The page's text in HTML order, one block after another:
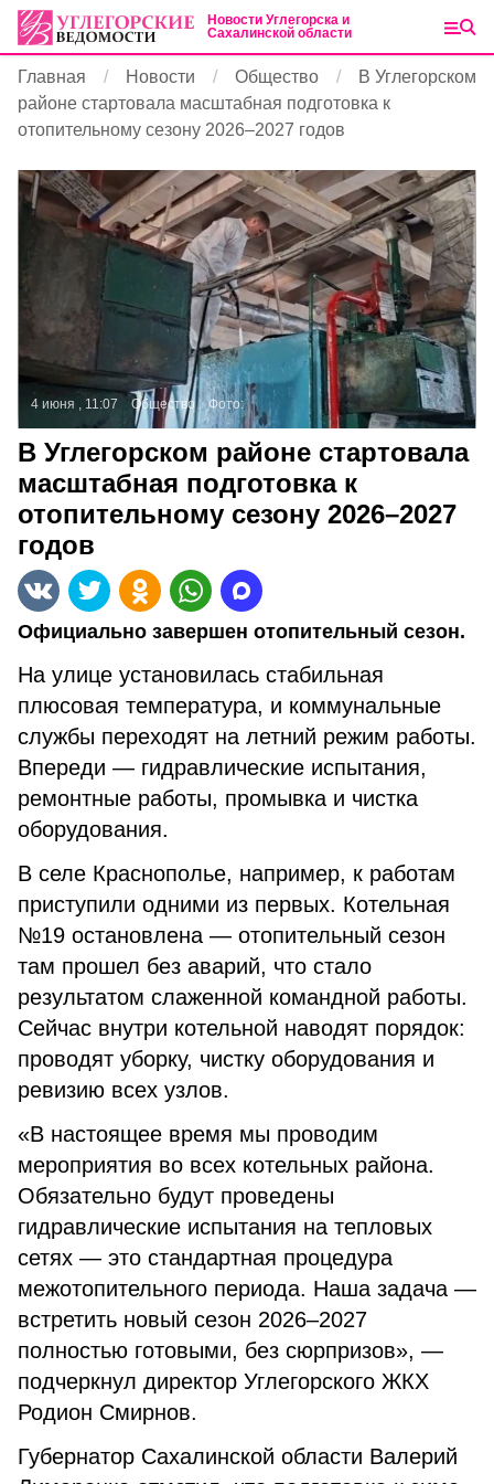
Новости Углегорска и
Сахалинской области
Главная Новости Общество
В Углегорском
районе стартовала масштабная подготовка к
отопительному сезону 2026–2027 годов
4 июня , 11:07 Общество Фото:
В Углегорском районе стартовала
масштабная подготовка к
отопительному сезону 2026–2027
годов
Официально завершен отопительный сезон.
На улице установилась стабильная
плюсовая температура, и коммунальные
службы переходят на летний режим работы.
Впереди — гидравлические испытания,
ремонтные работы, промывка и чистка
оборудования.
В селе Краснополье, например, к работам
приступили одними из первых. Котельная
№19 остановлена — отопительный сезон
там прошел без аварий, что стало
результатом слаженной командной работы.
Сейчас внутри котельной наводят порядок:
проводят уборку, чистку оборудования и
ревизию всех узлов.
«В настоящее время мы проводим
мероприятия во всех котельных района.
Обязательно будут проведены
гидравлические испытания на тепловых
сетях — это стандартная процедура
межотопительного периода. Наша задача —
встретить новый сезон 2026–2027
полностью готовыми, без сюрпризов», —
подчеркнул директор Углегорского ЖКХ
Родион Смирнов.
Губернатор Сахалинской области Валерий